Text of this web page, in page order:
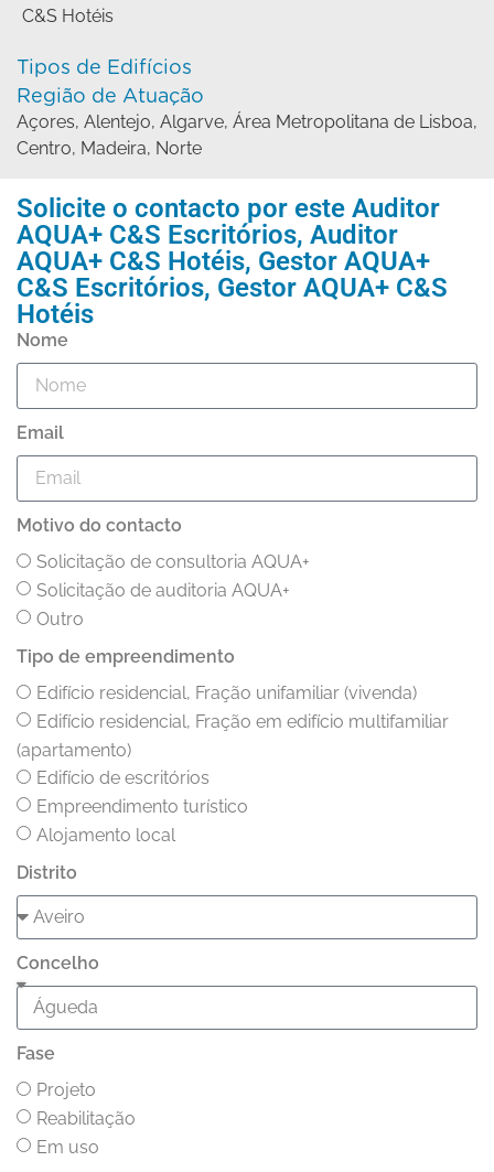
C&S Hotéis
Tipos de Edifícios
Região de Atuação
Açores, Alentejo, Algarve, Área Metropolitana de Lisboa,
Centro, Madeira, Norte
Solicite o contacto por este Auditor
AQUA+ C&S Escritórios, Auditor
AQUA+ C&S Hotéis, Gestor AQUA+
C&S Escritórios, Gestor AQUA+ C&S
Hotéis
Nome
Email
Motivo do contacto
Solicitação de consultoria AQUA+
Solicitação de auditoria AQUA+
Outro
Tipo de empreendimento
Edifício residencial, Fração unifamiliar (vivenda)
Edifício residencial, Fração em edifício multifamiliar
(apartamento)
Edifício de escritórios
Empreendimento turístico
Alojamento local
Distrito
Concelho
Fase
Projeto
Reabilitação
Em uso